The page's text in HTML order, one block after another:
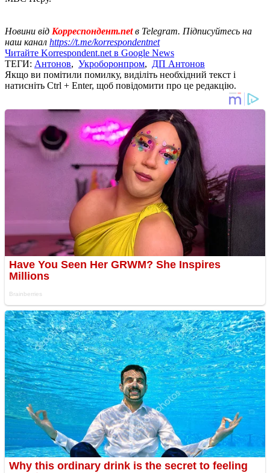
Новини від Корреспондент.netв Telegram. Підписуйтесь на
наш канал https://t.me/korrespondentnet
Читайте Korrespondent.net в Google News
ТЕГИ: Антонов, Укроборонпром, ДП Антонов
Якщо ви помітили помилку, виділіть необхідний текст і
натисніть Ctrl + Enter, щоб повідомити про це редакцію.